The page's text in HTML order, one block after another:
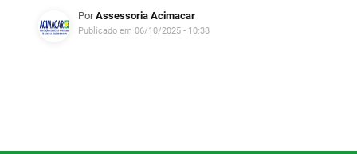
PorAssessoria Acimacar
Publicado em 06/10/2025 - 10:38